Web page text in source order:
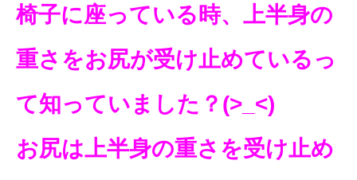
椅子に座っている時、上半身の
重さをお尻が受け止めているっ
て知っていました？(>_<)
お尻は上半身の重さを受け止め